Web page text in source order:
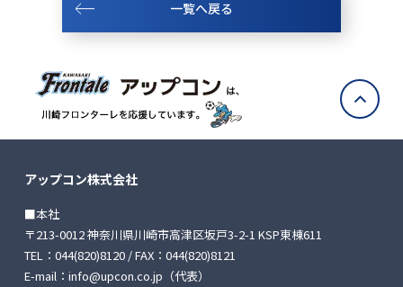
一覧へ戻る
アップコン株式会社
■本社
〒213-0012 神奈川県川崎市高津区坂戸3-2-1 KSP東棟611
TEL： 044(820)8120/ FAX：044(820)8121
E-mail： info@upcon.co.jp （代表）